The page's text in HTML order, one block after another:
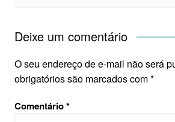
Deixe um comentário
O seu endereço de e-mail não será
obrigatórios são marcados com*
Comentário*